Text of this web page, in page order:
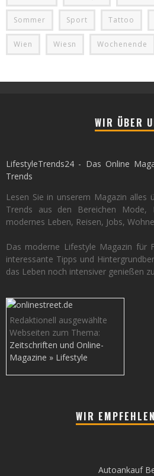
Sommer Sport Tattoo
Wien Wiesn Wochenende
WIR ÜBER
LifestyleTrends24 - Das Online
Trends
Lesen Sie in unserem Magazin alles
Trends aus den Bereichen Mode,
modernes Leben, Reisen, Jobs,
Das moderne Lifestyle Magazin für
interessante Tipps und
das Leben noch intensiver genießen
Redaktionell ausgewählte
Webseiten zum Thema:
Zeitschriften und Online-
Magazine » Lifestyle
WIR
Autoankauf